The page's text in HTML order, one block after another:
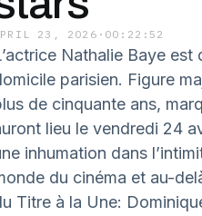
23, 2026 · 00:22:52
Nathalie Baye est
parisien. Figure
de cinquante ans,
lieu le vendredi 24
inhumation dans
du cinéma et au-
Titre à la Une: